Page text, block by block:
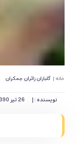
خانه | گلباران زائران جمکران
نویسنده : | 26 تیر 1390